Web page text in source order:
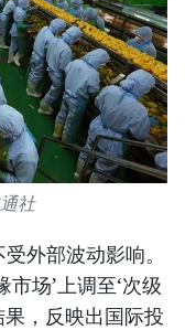
社
外部波动影响。
场’上调至‘次级
，反映出国际投